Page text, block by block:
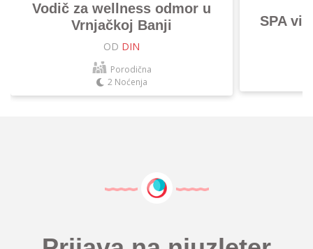
Vodič za wellness odmor u
Vrnjačkoj Banji
OD DIN
Porodična
2 Noćenja
SPA